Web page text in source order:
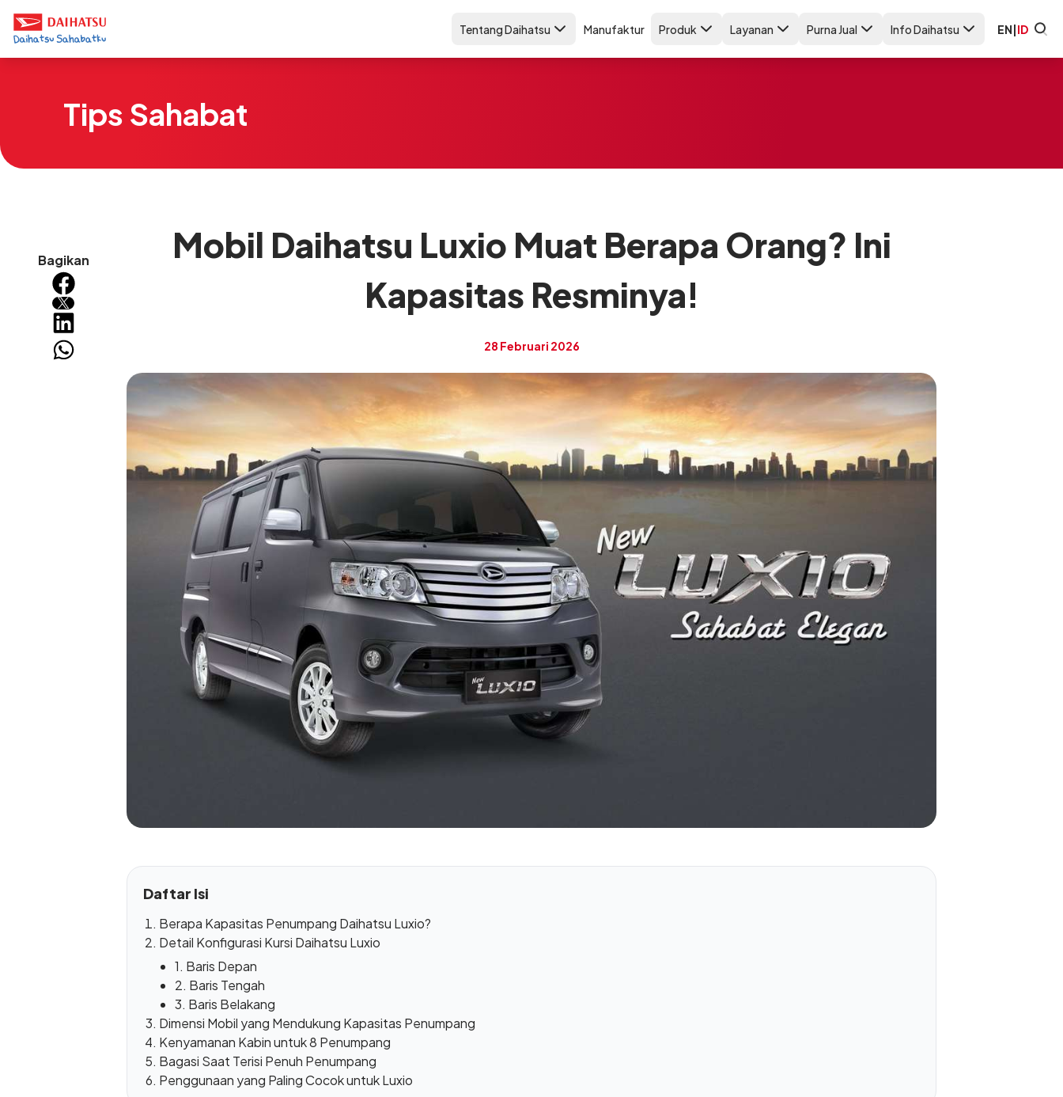
Tentang Daihatsu Manufaktur Produk Layanan Purna Jual Info Daihatsu EN|ID
Tips Sahabat
Bagikan
Mobil Daihatsu Luxio Muat Berapa Orang? Ini
Kapasitas Resminya!
28 Februari 2026
Daftar Isi
Berapa Kapasitas Penumpang Daihatsu Luxio?
Detail Konfigurasi Kursi Daihatsu Luxio
1. Baris Depan
2. Baris Tengah
3. Baris Belakang
Dimensi Mobil yang Mendukung Kapasitas Penumpang
Kenyamanan Kabin untuk 8 Penumpang
Bagasi Saat Terisi Penuh Penumpang
Penggunaan yang Paling Cocok untuk Luxio